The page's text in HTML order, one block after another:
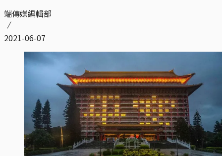
端傳媒編輯部
2021-06-07